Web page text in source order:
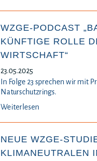
WZGE-PODCAST
KÜNFTIGE ROLLE
WIRTSCHAFT“
23.05.2025
In Folge 23 sprechen wir mit
Naturschutzrings.
Weiterlesen
NEUE WZGE-
KLIMANEUTRALEN